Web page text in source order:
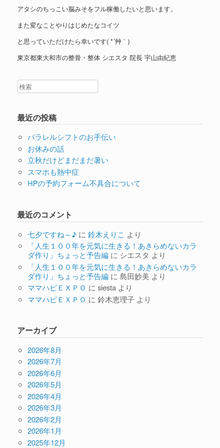
アタシのちっこい脳みそをフル稼働したいと思います。
また変なことやりはじめたなコイツ
と思っていただけたら幸いです( *´艸｀)
東京都東大和市の整骨・整体 シエスタ 院長 宇山由紀恵
最近の投稿
パラレルシフトのお手伝い
お休みの話
立秋だけどまだまだ暑い
スマホも熱中症
HPの予約フォーム不具合について
最近のコメント
七夕ですね～♪に 鈴木えりこ より
「人生１００年を元気に生きる！あきらめないカラ
ダ作り」ちょっと予告編に シエスタ より
「人生１００年を元気に生きる！あきらめないカラ
ダ作り」ちょっと予告編に 島田妙美 より
ママハピＥＸＰＯ に siestaより
ママハピＥＸＰＯ に 鈴木恵理子より
アーカイブ
2026年8月
2026年7月
2026年6月
2026年5月
2026年4月
2026年3月
2026年2月
2026年1月
2025年12月